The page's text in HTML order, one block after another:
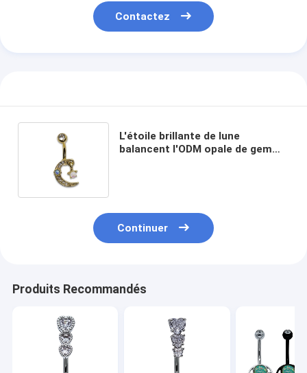
Contactez
L'étoile brillante de lune
balancent l'ODM opale de gemme
Continuer
Produits Recommandés